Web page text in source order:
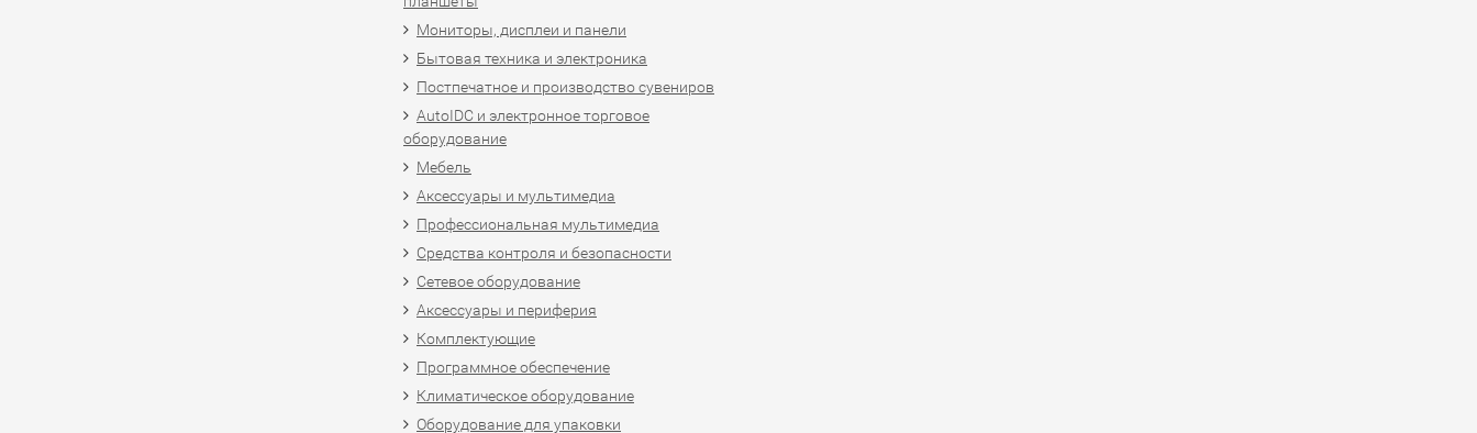
Мониторы, дисплеи и панели
Бытовая техника и электроника
Постпечатное и производство сувениров
AutoIDC и электронное торговое
оборудование
Мебель
Аксессуары и мультимедиа
Профессиональная мультимедиа
Средства контроля и безопасности
Сетевое оборудование
Аксессуары и периферия
Комплектующие
Программное обеспечение
Климатическое оборудование
Оборудование для упаковки